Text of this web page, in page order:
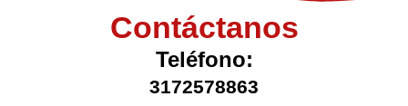
Contáctanos
Teléfono:
3172578863